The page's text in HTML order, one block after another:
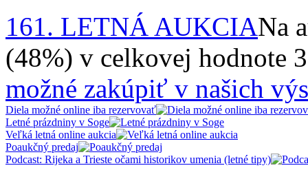
161. LETNÁ AUKCIANa
(48%) v celkovej hodnote
možné zakúpiť v našich
Diela možné online iba rezervovať
Letné prázdniny v Soge
Veľká letná online aukcia
Poaukčný predaj
Podcast: Rijeka a Trieste očami historikov umenia (letné tipy)